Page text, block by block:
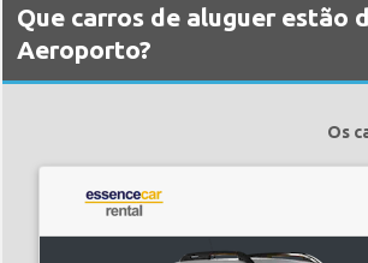
Que carros de aluguer estão
Aeroporto?
Os